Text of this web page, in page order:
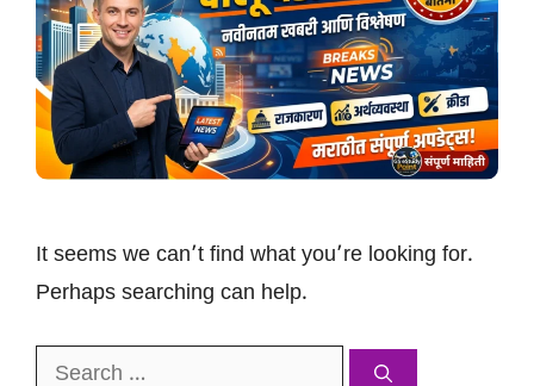
It seems we can’t find what you’re looking for.
Perhaps searching can help.
Search